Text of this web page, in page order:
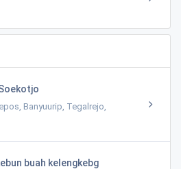
Banyuurip, Tegalrejo,
buah kelengkebg